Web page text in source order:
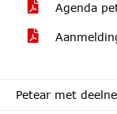
Agenda
Petear met